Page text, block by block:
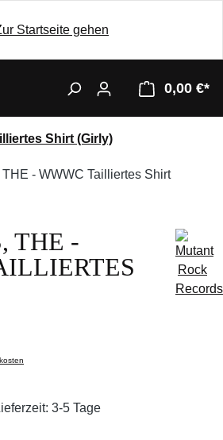
0,00 €*
Shirt (Girly)
THE -
3-5 Tage